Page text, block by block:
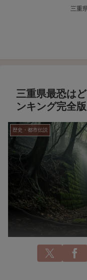
三重
三重県最恐は
ンキング完全版
歴史・都市伝説